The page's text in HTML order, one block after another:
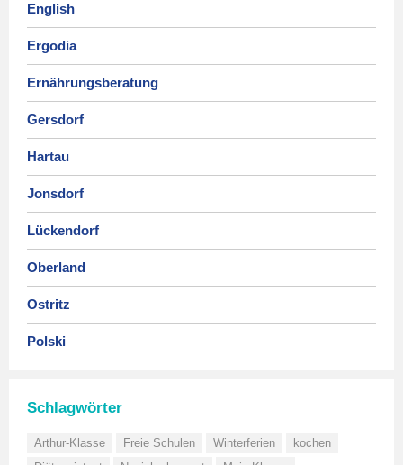
English
Ergodia
Ernährungsberatung
Gersdorf
Hartau
Jonsdorf
Lückendorf
Oberland
Ostritz
Polski
Schlagwörter
Arthur-Klasse Freie Schulen Winterferien
kochen